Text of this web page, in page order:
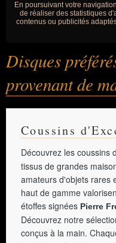
En poursuivant votre
de réaliser des statistiques
contenus ou publicités
Disques
provenant de
Coussins
Découvrez les coussins
tissus de grandes
amateurs d'objets rares
haut de gamme
étoffes signées Pierre
Découvrez notre
conçus à la main.